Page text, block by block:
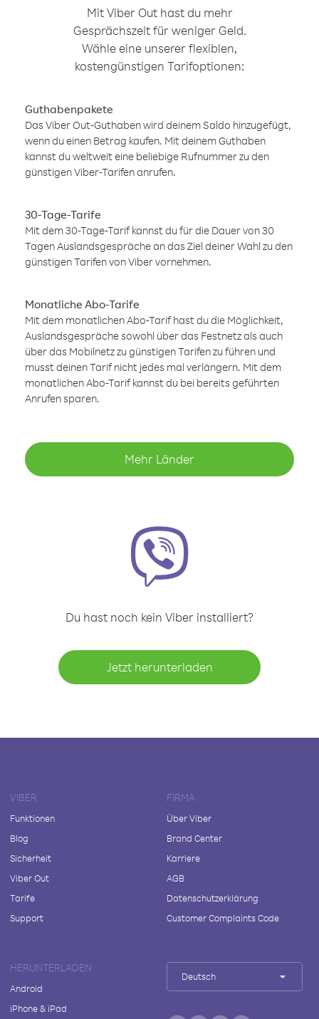
Mit Viber Out hast du mehr
Gesprächszeit für weniger Geld.
Wähle eine unserer flexiblen,
kostengünstigen Tarifoptionen:
Guthabenpakete
Das Viber Out-Guthaben wird deinem Saldo hinzugefügt,
wenn du einen Betrag kaufen. Mit deinem Guthaben
kannst du weltweit eine beliebige Rufnummer zu den
günstigen Viber-Tarifen anrufen.
30-Tage-Tarife
Mit dem 30-Tage-Tarif kannst du für die Dauer von 30
Tagen Auslandsgespräche an das Ziel deiner Wahl zu den
günstigen Tarifen von Viber vornehmen.
Monatliche Abo-Tarife
Mit dem monatlichen Abo-Tarif hast du die Möglichkeit,
Auslandsgespräche sowohl über das Festnetz als auch
über das Mobilnetz zu günstigen Tarifen zu führen und
musst deinen Tarif nicht jedes mal verlängern. Mit dem
monatlichen Abo-Tarif kannst du bei bereits geführten
Anrufen sparen.
Mehr Länder
Du hast noch kein Viber installiert?
Jetzt herunterladen
VIBER
Funktionen
Blog
Sicherheit
Viber Out
Tarife
Support
FIRMA
Über Viber
Brand Center
Karriere
AGB
Datenschutzerklärung
Customer Complaints Code
HERUNTERLADEN
Android
iPhone & iPad
Deutsch